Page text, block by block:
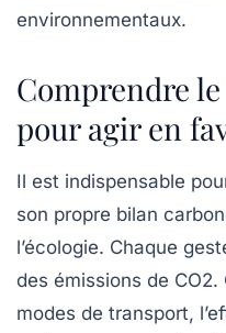
environnementaux.
Comprendre
pour agir en
Il est indispensable
son propre bilan
l’écologie. Chaque
des émissions de
modes de transport,